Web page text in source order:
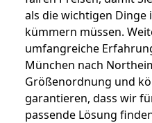
als die wichtigen Dinge
kümmern müssen.
umfangreiche
München nach
Größenordnung und
garantieren, dass wir
passende Lösung